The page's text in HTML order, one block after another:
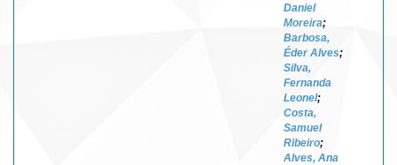
Daniel
Moreira;
Barbosa,
Éder Alves;
Silva,
Fernanda
Leonel;
Costa,
Samuel
Ribeiro;
Alves, Ana